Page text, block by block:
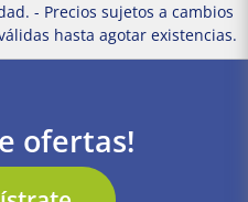
- Precios sujetos a cambios
hasta agotar existencias.
ofertas!